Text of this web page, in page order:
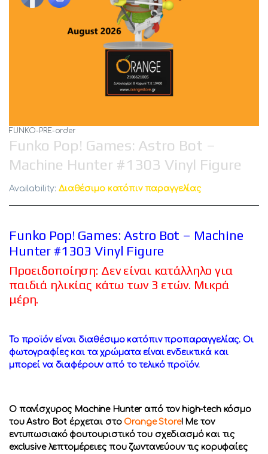
FUNKO-PRE-order
Funko Pop! Games: Astro Bot –
Machine Hunter #1303 Vinyl Figure
Availability:Διαθέσιμο κατόπιν παραγγελίας
Funko Pop! Games: Astro Bot – Machine
Hunter #1303 Vinyl Figure
Προειδοποίηση: Δεν είναι κατάλληλο για
παιδιά ηλικίας κάτω των 3 ετών. Μικρά
μέρη.
Το προϊόν είναι διαθέσιμο κατόπιν προπαραγγελίας. Οι
φωτογραφίες και τα χρώματα είναι ενδεικτικά και
μπορεί να διαφέρουν από το τελικό προϊόν.
Ο πανίσχυρος Machine Hunter από τον high-tech κόσμο
του Astro Bot έρχεται στο Orange Store! Με τον
εντυπωσιακό φουτουριστικό του σχεδιασμό και τις
exclusive λεπτομέρειες που ζωντανεύουν τις κορυφαίες